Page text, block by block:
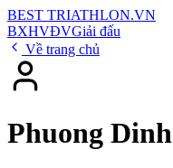
BEST TRIATHLON.VN
BXHVĐVGiải đấu
Về trang chủ
Phuong Dinh